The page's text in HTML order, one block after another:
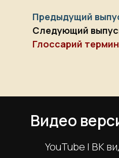
Предыдущий
Следующий
Глоссарий
Видео
YouTube | ВК